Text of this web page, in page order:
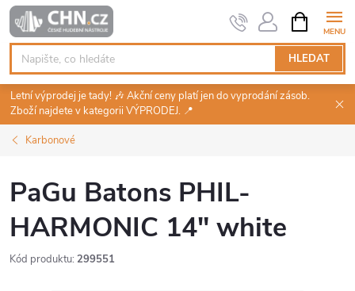
Přejít
na
obsah
HLEDAT
NÁKUPNÍ
KOŠÍK
Letní výprodej je tady! 🎶 Akční ceny platí jen do vyprodání zásob.
Zboží najdete v kategorii VÝPRODEJ. 📍
Karbonové
PaGu Batons PHIL-
HARMONIC 14" white
Kód produktu: 299551